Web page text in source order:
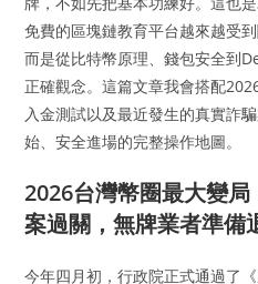
免費的區塊鏈教育平台越來越受
而是從比特幣原理、錢包安全到
正確觀念。這篇文章我會搭配
入金測試以及最近發生的真實詐
始、安全進場的完整操作地圖。
2026台灣幣圈最大變
案過關，無牌業者準備
今年四月初，行政院正式通過了